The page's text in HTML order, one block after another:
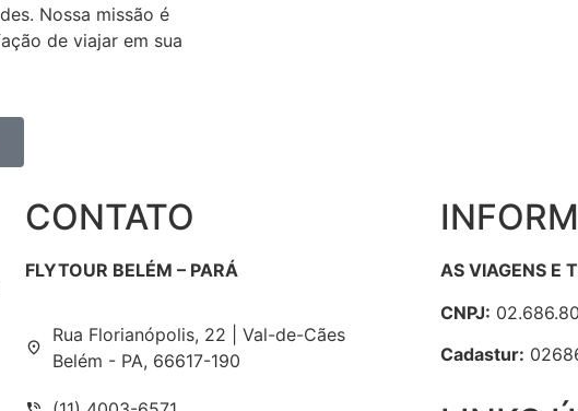
Nossa missão é
de viajar em sua
CONTATO
FLYTOUR BELÉM – PARÁ
Rua Florianópolis, 22 | Val-de-Cães
Belém - PA, 66617-190
AS VIAGENS E
CNPJ:
Cadastur: